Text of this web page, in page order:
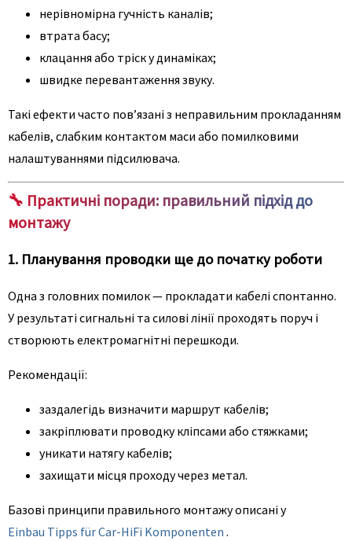
нерівномірна гучність каналів;
втрата басу;
клацання або тріск у динаміках;
швидке перевантаження звуку.
Такі ефекти часто пов’язані з неправильним прокладанням
кабелів, слабким контактом маси або помилковими
налаштуваннями підсилювача.
🔧 Практичні поради: правильний підхід до
монтажу
1. Планування проводки ще до початку роботи
Одна з головних помилок — прокладати кабелі спонтанно.
У результаті сигнальні та силові лінії проходять поруч і
створюють електромагнітні перешкоди.
Рекомендації:
заздалегідь визначити маршрут кабелів;
закріплювати проводку кліпсами або стяжками;
уникати натягу кабелів;
захищати місця проходу через метал.
Базові принципи правильного монтажу описані у
Einbau Tipps für Car-HiFi Komponenten .